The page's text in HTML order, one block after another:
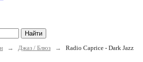
Найти
→ Джаз / Блюз → Radio Caprice - Dark Jazz